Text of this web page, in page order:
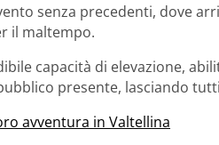
senza precedenti, dove
il maltempo.
capacità di elevazione,
presente, lasciando
avventura in Valtellina